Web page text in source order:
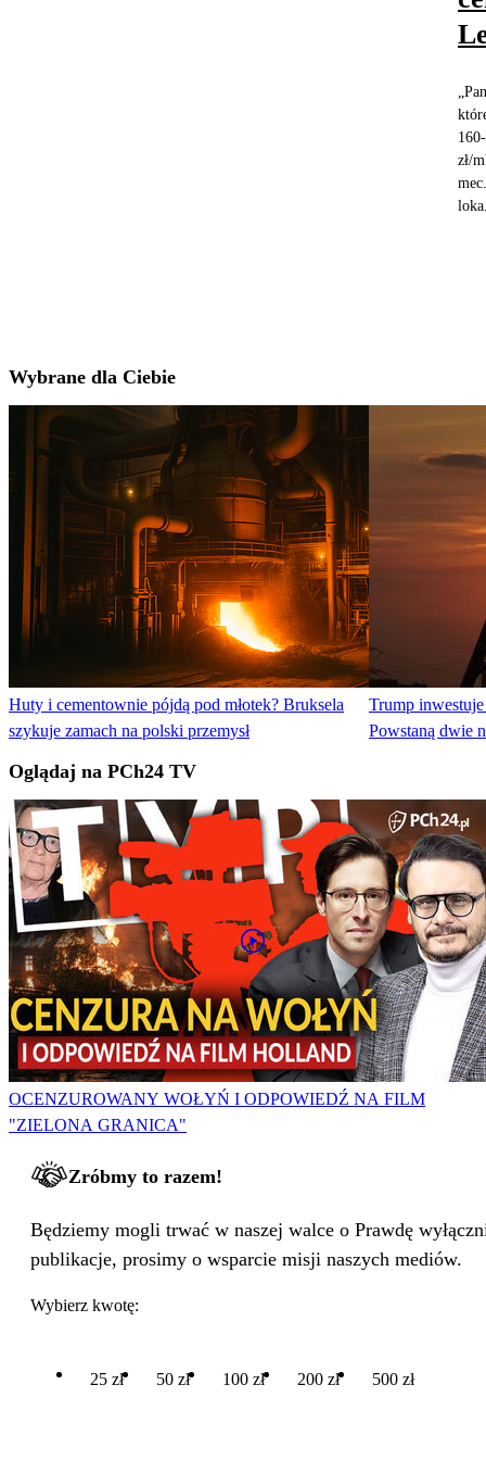
zł/
Wybrane dla Ciebie
Huty i cementownie pójdą pod młotek? Bruksela
szykuje zamach na polski przemysł
Trump
Powstaną dwie
Oglądaj na PCh24 TV
OCENZUROWANY WOŁYŃ I ODPOWIEDŹ NA FILM
"ZIELONA GRANICA"
Zróbmy to razem!
Będziemy mogli trwać w naszej walce o Prawdę
publikacje, prosimy o wsparcie misji naszych mediów.
Wybierz kwotę:
25 zł 50 zł 100 zł 200 zł 500 zł